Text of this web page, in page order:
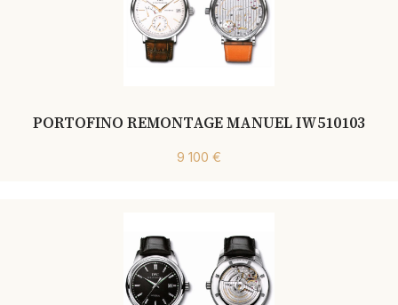
PORTOFINO REMONTAGE MANUEL IW510103
9 100 €